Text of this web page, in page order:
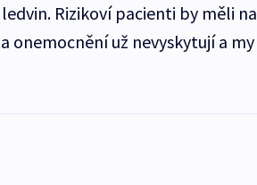
Rizikoví pacienti by měli na
onemocnění už nevyskytují a my